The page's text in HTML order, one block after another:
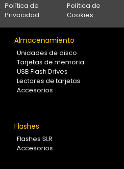
Política de
Privacidad
Política de
Cookies
Almacenamiento
Unidades de disco
Tarjetas de memoria
USB Flash Drives
Lectores de tarjetas
Accesorios
Flashes
Flashes SLR
Accesorios